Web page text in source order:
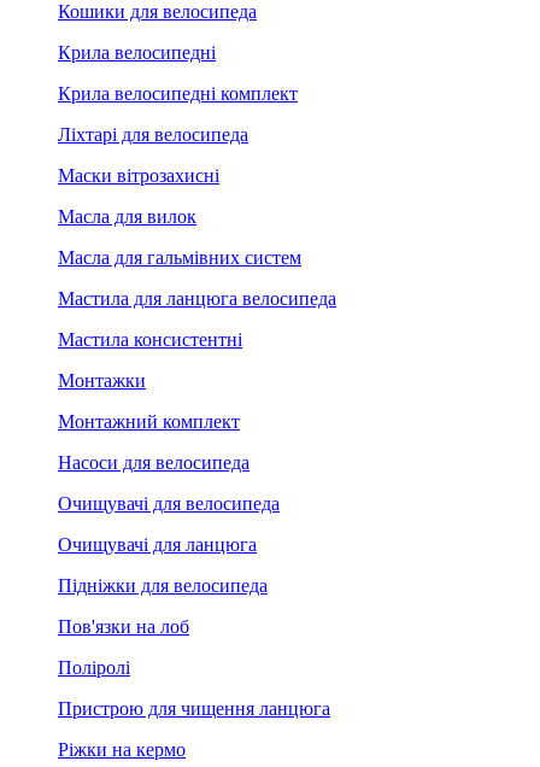
Кошики для велосипеда
Крила велосипедні
Крила велосипедні комплект
Ліхтарі для велосипеда
Маски вітрозахисні
Масла для вилок
Масла для гальмівних систем
Мастила для ланцюга велосипеда
Мастила консистентні
Монтажки
Монтажний комплект
Насоси для велосипеда
Очищувачі для велосипеда
Очищувачі для ланцюга
Підніжки для велосипеда
Пов'язки на лоб
Поліролі
Пристрою для чищення ланцюга
Ріжки на кермо